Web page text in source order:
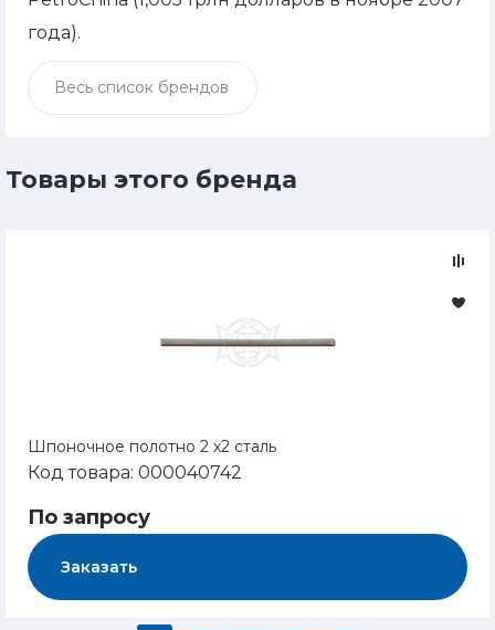
года).
Весь список брендов
Товары этого бренда
Шпоночное полотно 2 х2 сталь
Код товара: 000040742
По запросу
Заказать